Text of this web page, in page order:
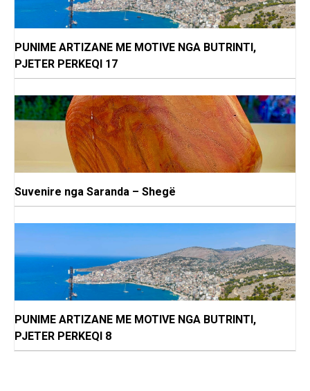
PUNIME ARTIZANE ME MOTIVE NGA BUTRINTI,
PJETER PERKEQI 17
Suvenire nga Saranda – Shegë
PUNIME ARTIZANE ME MOTIVE NGA BUTRINTI,
PJETER PERKEQI 8